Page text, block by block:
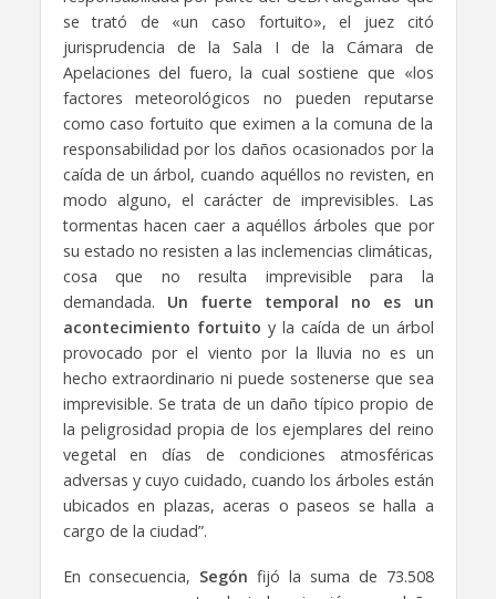
se trató de «un caso fortuito», el juez citó
jurisprudencia de la Sala I de la Cámara de
Apelaciones del fuero, la cual sostiene que «los
factores meteorológicos no pueden reputarse
como caso fortuito que eximen a la comuna de la
responsabilidad por los daños ocasionados por la
caída de un árbol, cuando aquéllos no revisten, en
modo alguno, el carácter de imprevisibles. Las
tormentas hacen caer a aquéllos árboles que por
su estado no resisten a las inclemencias climáticas,
cosa que no resulta imprevisible para la
demandada. Un fuerte temporal no es un
acontecimiento fortuito y la caída de un árbol
provocado por el viento por la lluvia no es un
hecho extraordinario ni puede sostenerse que sea
imprevisible. Se trata de un daño típico propio de
la peligrosidad propia de los ejemplares del reino
vegetal en días de condiciones atmosféricas
adversas y cuyo cuidado, cuando los árboles están
ubicados en plazas, aceras o paseos se halla a
cargo de la ciudad”.
En consecuencia, Segón fijó la suma de 73.508